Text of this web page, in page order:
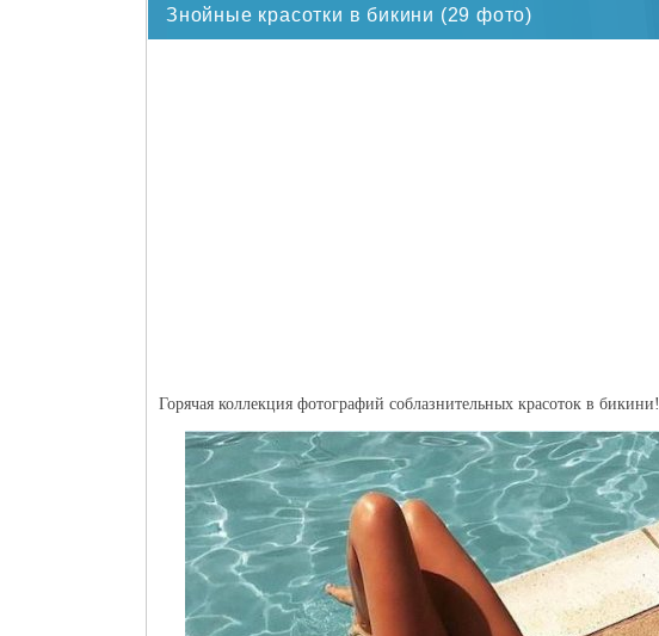
Знойные красотки в бикини (29 фото)
Горячая коллекция фотографий соблазнительных красоток в бикини!